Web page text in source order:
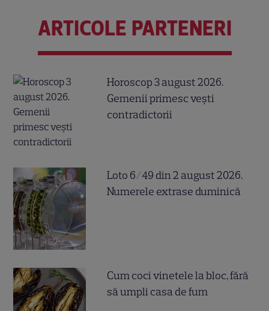
ARTICOLE PARTENERI
Horoscop 3 august 2026.
Gemenii primesc vești
contradictorii
Loto 6/49 din 2 august 2026.
Numerele extrase duminică
Cum coci vinetele la bloc, fără
să umpli casa de fum